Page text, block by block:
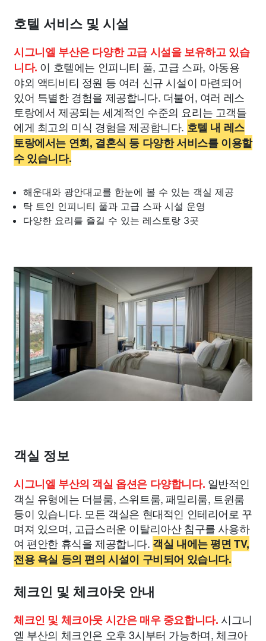
호텔 서비스 및 시설
시그니엘 부산은 다양한 고급 시설을 보유하고 있습
니다. 이 호텔에는 인피니티 풀, 고급 스파, 아동용
야외 액티비티 정원 등 여러 신규 시설이 마련되어
있어 특별한 경험을 제공합니다. 더불어, 여러 레스
토랑에서 제공되는 세계적인 수준의 요리는 고객들
에게 최고의 미식 경험을 제공합니다. 호텔 내 레스
토랑에서는 연회, 결혼식 등 다양한 서비스를 이용할
수 있습니다.
해운대와 광안대교를 한눈에 볼 수 있는 객실 제공
탁 트인 인피니티 풀과 고급 스파 시설 운영
다양한 요리를 즐길 수 있는 레스토랑 3곳
객실 정보
시그니엘 부산의 객실 옵션은 다양합니다. 일반적인
객실 유형에는 더블룸, 스위트룸, 패밀리룸, 트윈룸
등이 있습니다. 모든 객실은 현대적인 인테리어로 꾸
며져 있으며, 고급스러운 이탈리아산 침구를 사용하
여 편안한 휴식을 제공합니다. 객실 내에는 평면 TV,
전용 욕실 등의 편의 시설이 구비되어 있습니다.
체크인 및 체크아웃 안내
체크인 및 체크아웃 시간은 매우 중요합니다.시그니
엘 부산의 체크인은 오후 3시부터 가능하며, 체크아